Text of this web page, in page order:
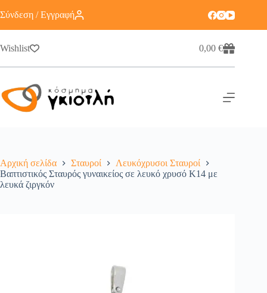
Σύνδεση / Εγγραφή
Wishlist 0,00€
Αρχική σελίδα Σταυροί
Λευκόχρυσοι Σταυροί
Βαπτιστικός Σταυρός γυναικείος σε λευκό χρυσό K14 με
λευκά ζιργκόν